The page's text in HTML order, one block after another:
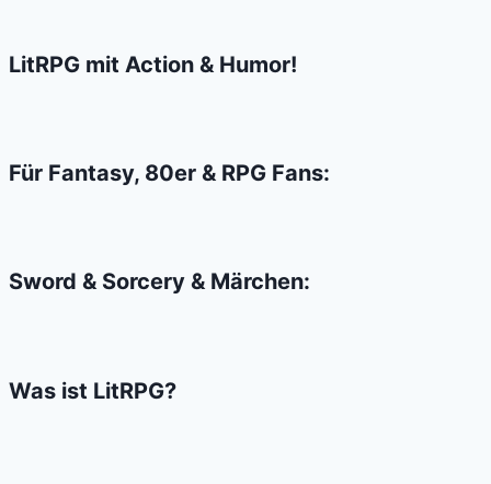
Oder
Rapper
sind
LitRPG mit Action & Humor!
Für Fantasy, 80er & RPG Fans:
Sword & Sorcery & Märchen:
Was ist LitRPG?